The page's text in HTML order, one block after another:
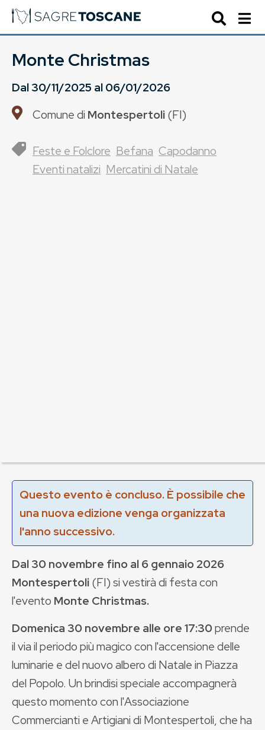
Monte Christmas
Dal30/11/2025 al06/01/2026
Comune di Montespertoli(FI)
Feste e Folclore Befana Capodanno
Eventi natalizi Mercatini di Natale
Questo evento è concluso. È possibile che
una nuova edizione venga organizzata
l'anno successivo.
Dal 30 novembre fino al 6 gennaio 2026
Montespertoli(FI) si vestirà di festa con
l'evento Monte Christmas.
Domenica 30 novembre alle ore 17:30prende
il via il periodo più magico con l'accensione delle
luminarie e del nuovo albero di Natale in Piazza
del Popolo. Un brindisi speciale accompagnerà
questo momento con l'Associazione
Commercianti e Artigiani di Montespertoli, che ha